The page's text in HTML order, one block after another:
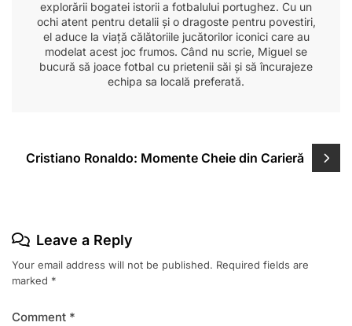
explorării bogatei istorii a fotbalului portughez. Cu un
ochi atent pentru detalii și o dragoste pentru povestiri,
el aduce la viață călătoriile jucătorilor iconici care au
modelat acest joc frumos. Când nu scrie, Miguel se
bucură să joace fotbal cu prietenii săi și să încurajeze
echipa sa locală preferată.
Post
Cristiano Ronaldo: Momente Cheie din Carieră
Leave a Reply
Your email address will not be published. Required fields are
marked *
Comment *